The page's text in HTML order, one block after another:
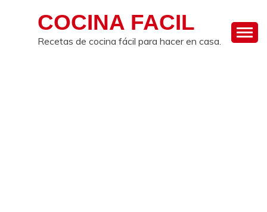
COCINA FACIL
Recetas de cocina fácil para hacer en casa.